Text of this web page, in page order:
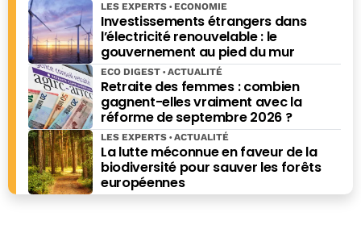
Investissements étrangers dans
l’électricité renouvelable : le
gouvernement au pied du mur
LES EXPERTS ECONOMIE
Retraite des femmes : combien
gagnent-elles vraiment avec la
réforme de septembre 2026 ?
ECO DIGEST ACTUALITÉ
La lutte méconnue en faveur de la
biodiversité pour sauver les forêts
européennes
LES EXPERTS ACTUALITÉ